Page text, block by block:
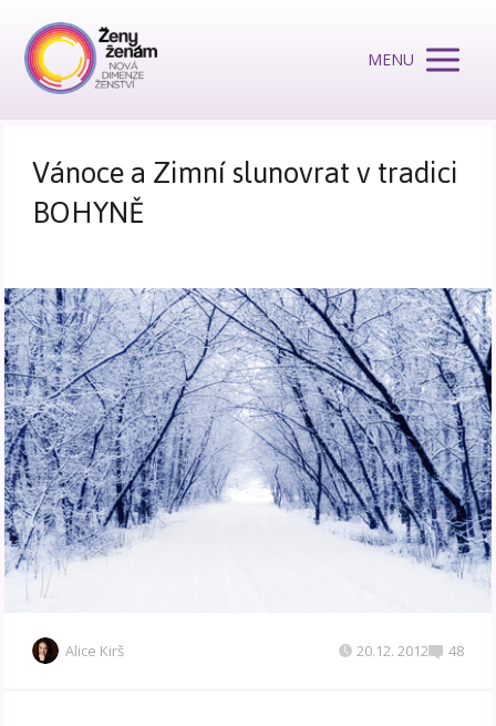
MENU
Vánoce a Zimní slunovrat v tradici
BOHYNĚ
Alice Kirš 20.12. 2012 48